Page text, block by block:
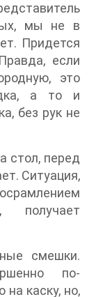
мы не в
Придется
если
это
а то и
без рук не
стол, перед
Ситуация,
получает
смешки.
по-
на каску, но,